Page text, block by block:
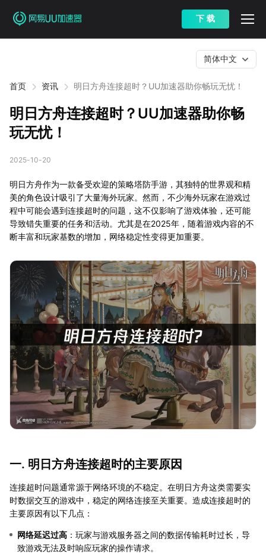
下 载
首页 资讯 明日方舟连接超时？UU加速器助你畅玩无忧！
简体中文
明日方舟连接超时？UU加速器助你畅
玩无忧！
2025-10-20
明日方舟作为一款备受欢迎的策略塔防手游，其独特的世界观和精
美的角色设计吸引了大量海外玩家。然而，不少海外玩家在游戏过
程中可能会遇到连接超时的问题，这不仅影响了游戏体验，还可能
导致错失重要的任务和活动。尤其是在2025年，随着游戏内容的不
断丰富和玩家基数的增加，网络稳定性变得更加重要。
一. 明日方舟连接超时的主要原因
连接超时问题通常源于网络环境的不稳定。在明日方舟这类需要实
时数据交互的游戏中，稳定的网络连接至关重要。造成连接超时的
主要原因有以下几点：
网络延迟过高 ：玩家与游戏服务器之间的数据传输耗时过长，导
致游戏无法及时响应玩家的操作请求。